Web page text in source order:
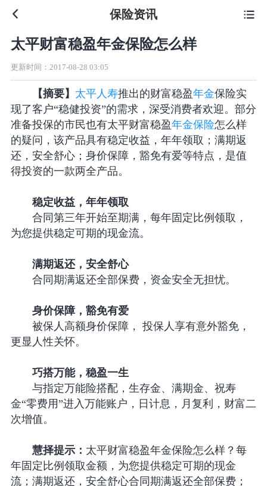
 保险资讯
太平财富稳盈年金保险怎么样
更新时间： 2017-08-28 03:05
【摘要】 太平人寿推出的财富稳盈年金保险实
现了客户“稳健投资”的需求，深受消费者欢迎。部分
准备投保的市民也有太平财富稳盈年金保险怎么样
的疑问，该产品具有稳定收益，年年领取；满期返
还，安全舒心；身价保障，豁免有爱等特点，是值
得投资的一款两全产品。
稳定收益，年年领取
合同第三年开始至期满，每年固定比例领取，
为您提供稳定可期的现金流。
满期返还，安全舒心
合同期满返还全部保费，资金安全无担忧。
身价保障，豁免有爱
被保人高额身价保障， 投保人享有意外豁免，
更显人性关怀。
巧搭万能，稳盈一生
与指定万能险搭配，生存金、满期金、祝寿
金“零费用”进入万能账户，日计息，月复利，财富二
次增值。
慧择提示： 太平财富稳盈年金保险怎么样？每
年固定比例领取金额，为您提供稳定可期的现金
流；满期返还，安全舒心合同期满返还全部保费；